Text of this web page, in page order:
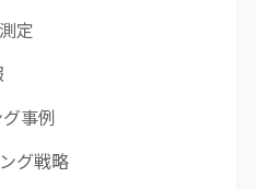
定
事例
グ戦略